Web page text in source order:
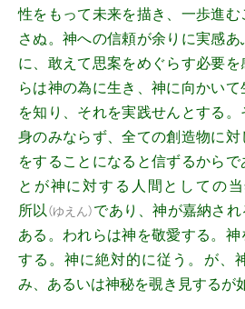
性をもって未来を描き、一歩進
さぬ。神への信頼が余りに実感
に、敢えて思案をめぐらす必要
らは神の為に生き、神に向かい
を知り、それを実践せんとする
身のみならず、全ての創造物に
をすることになると信ずるから
とが神に対する人間としての
所以（ゆえん）であり、神が嘉納さ
ある。われらは神を敬愛する。
する。神に絶対的に従う。が、
み、あるいは神秘を覗き見するが